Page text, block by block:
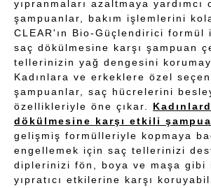
yıpranmaları azaltmaya yardımcı
şampuanlar, bakım işlemlerini
CLEAR'ın Bio-Güçlendirici formül
saç dökülmesine karşı şampuan
tellerinizin yağ dengesini
Kadınlara ve erkeklere özel
şampuanlar, saç hücrelerini
özellikleriyle öne çıkar.
dökülmesine karşı etkili
gelişmiş formülleriyle kopmaya
engellemek için saç tellerinizi
diplerinizi fön, boya ve maşa gibi
yıpratıcı etkilerine karşı